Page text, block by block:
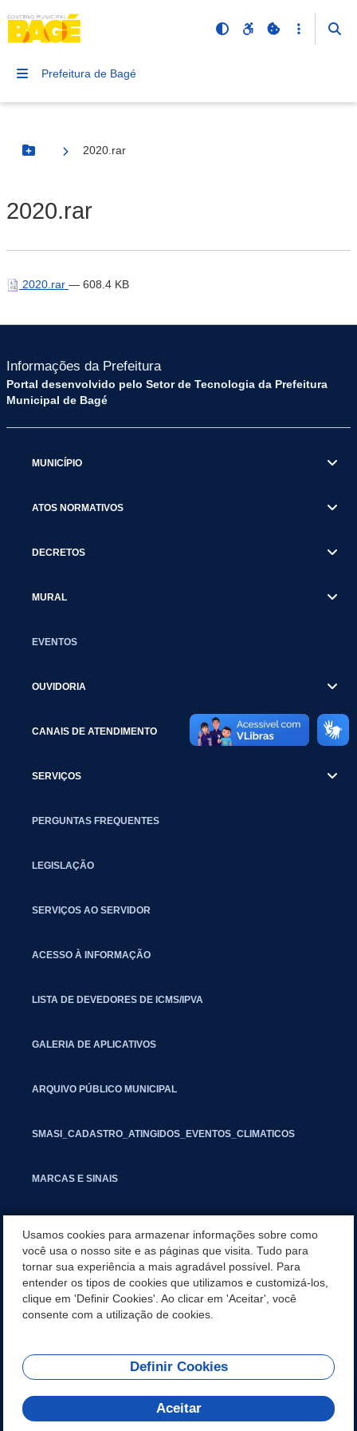
Prefeitura de Bagé
Botão Menu
2020.rar
2020.rar
2020.rar — 608.4 KB
Informações da Prefeitura
Portal desenvolvido pelo Setor de Tecnologia da Prefeitura
Municipal de Bagé
MUNICÍPIO
ATOS NORMATIVOS
DECRETOS
MURAL
EVENTOS
OUVIDORIA
CANAIS DE ATENDIMENTO
SERVIÇOS
PERGUNTAS FREQUENTES
LEGISLAÇÃO
SERVIÇOS AO SERVIDOR
ACESSO À INFORMAÇÃO
LISTA DE DEVEDORES DE ICMS/IPVA
GALERIA DE APLICATIVOS
ARQUIVO PÚBLICO MUNICIPAL
SMASI_CADASTRO_ATINGIDOS_EVENTOS_CLIMATICOS
MARCAS E SINAIS
SEGUNDA VIA IPTU
GESTAO FISCAL
REDES SOCIAIS
Usamos cookies para armazenar informações sobre como
você usa o nosso site e as páginas que visita. Tudo para
tornar sua experiência a mais agradável possível. Para
entender os tipos de cookies que utilizamos e customizá-los,
clique em 'Definir Cookies'. Ao clicar em 'Aceitar', você
consente com a utilização de cookies.
Definir Cookies
Aceitar